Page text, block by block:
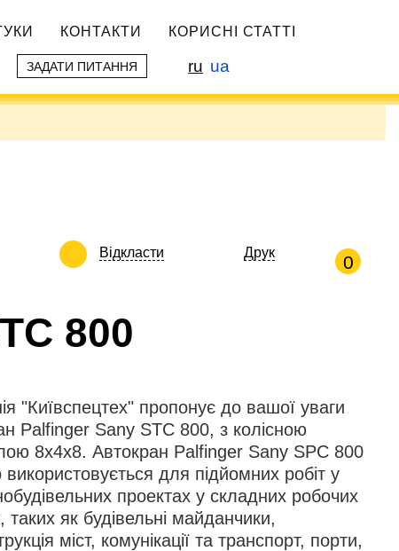
КОНТАКТИ КОРИСНІ СТАТТІ
ЗАДАТИ ПИТАННЯ ru ua
Відкласти Друк 0
800
"Київспецтех" пропонує до вашої уваги
Palfinger Sany STC 800, з колісною
8x4x8. Автокран Palfinger Sany SPC 800
для підйомних робіт у
проектах у складних робочих
таких як будівельні майданчики,
міст, комунікації та транспорт, порти,